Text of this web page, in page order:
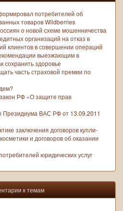
потребителей об
товаров Wildberries
о новой схеме мошенничества
организаций на отказ в
клиентов в совершении операций
выезжающим в
сохранить здоровье
часть страховой премии по
РФ «О защите прав
ВАС РФ от 13.09.2011
заключения договоров купли-
и договоров об оказании
юридических услуг
к темам